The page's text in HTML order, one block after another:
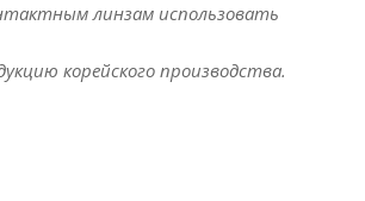
линзам использовать
корейского производства.